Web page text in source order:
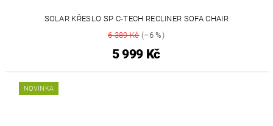
SOLAR KŘESLO SP C-TECH RECLINER SOFA CHAIR
6 389 Kč(–6 %)
5 999 Kč
NOVINKA